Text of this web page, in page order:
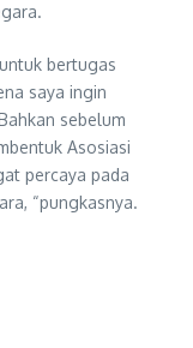
bertugas
saya ingin
sebelum
Asosiasi
percaya pada
“pungkasnya.